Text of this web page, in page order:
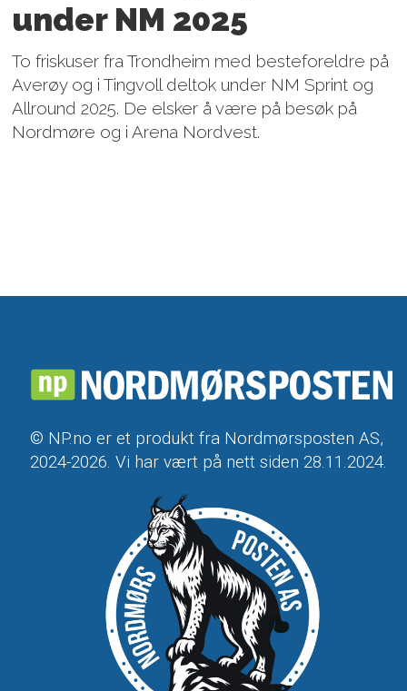
under NM 2025
To friskuser fra Trondheim med besteforeldre på
Averøy og i Tingvoll deltok under NM Sprint og
Allround 2025. De elsker å være på besøk på
Nordmøre og i Arena Nordvest.
© NP.no er et produkt fra Nordmørsposten AS,
2024-2026. Vi har vært på nett siden 28.11.2024.